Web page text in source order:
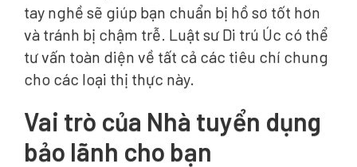
tay nghề sẽ giúp bạn chuẩn bị hồ sơ tốt hơn
và tránh bị chậm trễ. Luật sư Di trú Úc có thể
tư vấn toàn diện về tất cả các tiêu chí chung
cho các loại thị thực này.
Vai trò của Nhà tuyển dụng
bảo lãnh cho bạn